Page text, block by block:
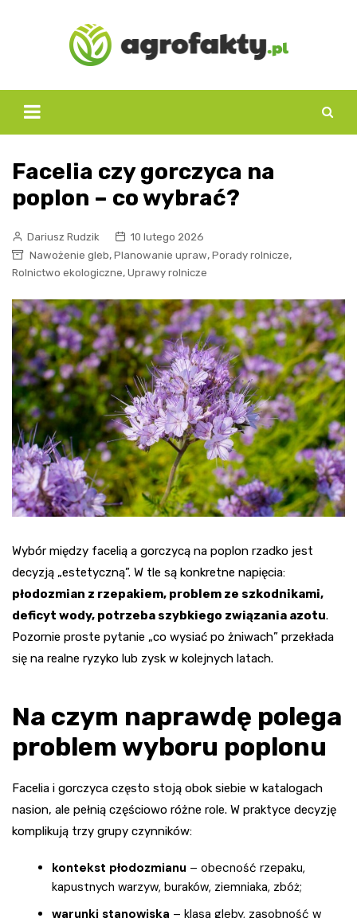
Facelia czy gorczyca na
poplon – co wybrać?
Dariusz Rudzik
10 lutego 2026
Nawożenie gleb, Planowanie upraw, Porady rolnicze,
Rolnictwo ekologiczne, Uprawy rolnicze
Wybór między facelią a gorczycą na poplon rzadko jest
decyzją „estetyczną”. W tle są konkretne napięcia:
płodozmian z rzepakiem, problem ze szkodnikami,
deficyt wody, potrzeba szybkiego związania azotu.
Pozornie proste pytanie „co wysiać po żniwach” przekłada
się na realne ryzyko lub zysk w kolejnych latach.
Na czym naprawdę polega
problem wyboru poplonu
Facelia i gorczyca często stoją obok siebie w katalogach
nasion, ale pełnią częściowo różne role. W praktyce decyzję
komplikują trzy grupy czynników:
kontekst płodozmianu – obecność rzepaku,
kapustnych warzyw, buraków, ziemniaka, zbóż;
warunki stanowiska – klasa gleby, zasobność w